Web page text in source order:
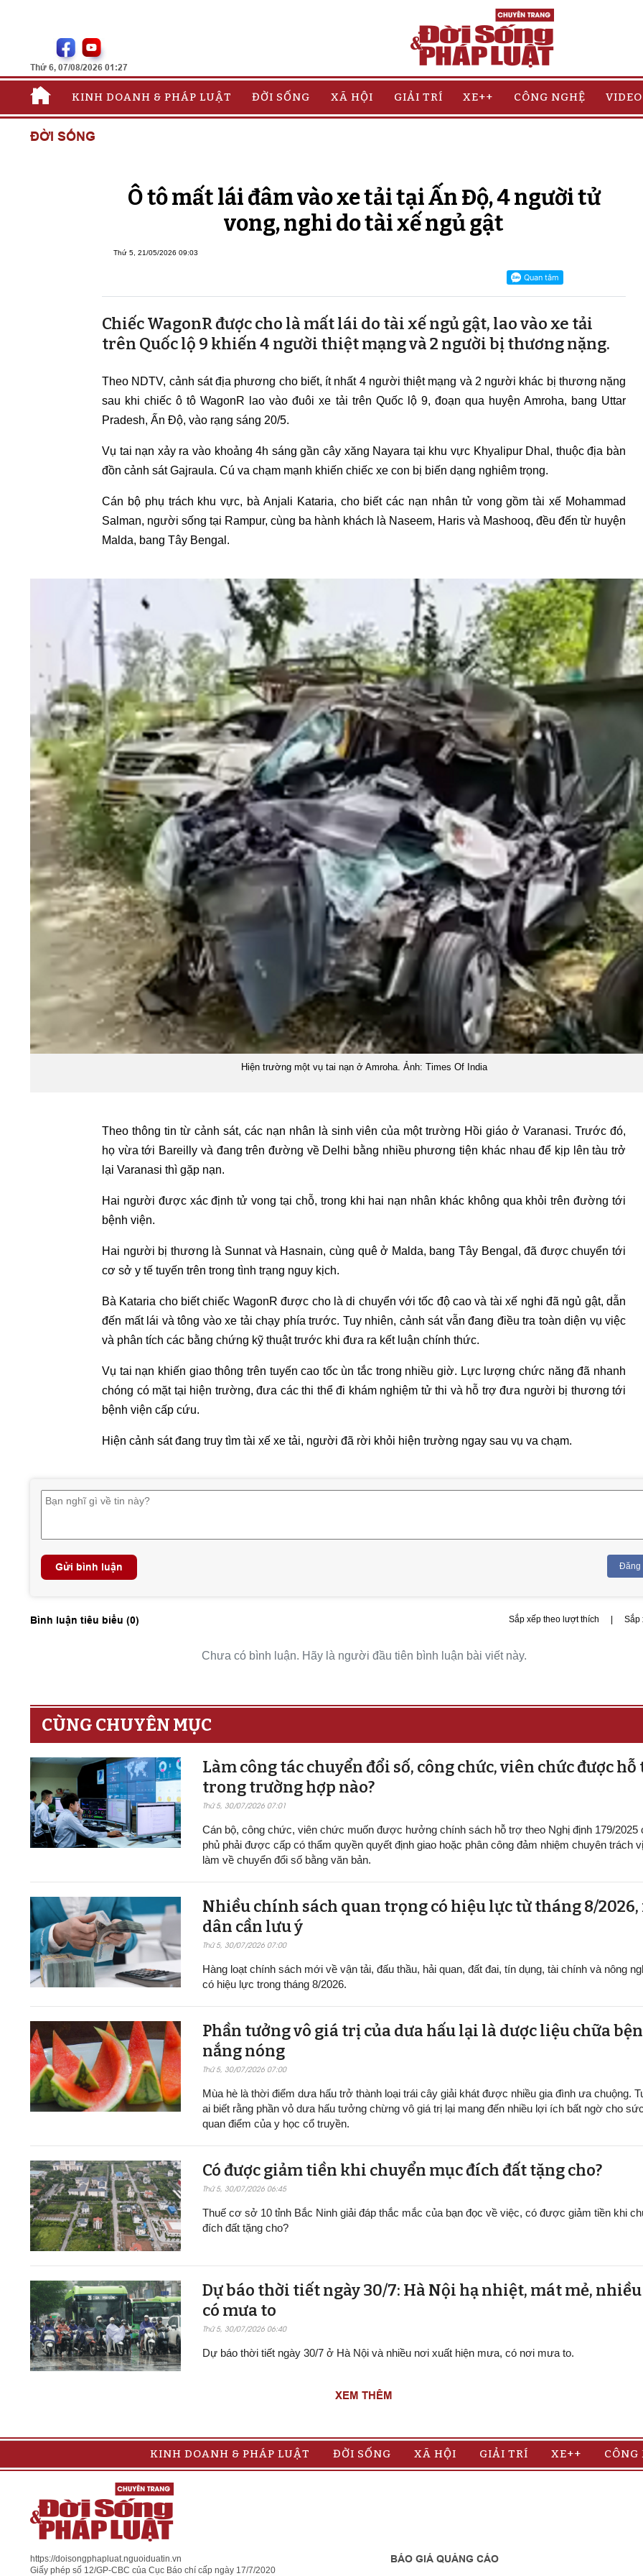
Thứ 6, 07/08/2026 01:27
KINH DOANH & PHÁP LUẬT ĐỜI SỐNG XÃ HỘI GIẢI TRÍ XE++ CÔNG NGHỆ VIDEO
ĐỜI SỐNG
Ô tô mất lái đâm vào xe tải tại Ấn Độ, 4 người tử
vong, nghi do tài xế ngủ gật
Thứ 5, 21/05/2026 09:03
Chiếc WagonR được cho là mất lái do tài xế ngủ gật, lao vào xe tải
trên Quốc lộ 9 khiến 4 người thiệt mạng và 2 người bị thương nặng.
Theo NDTV, cảnh sát địa phương cho biết, ít nhất 4 người thiệt mạng và 2 người khác bị thương nặng
sau khi chiếc ô tô WagonR lao vào đuôi xe tải trên Quốc lộ 9, đoạn qua huyện Amroha, bang Uttar
Pradesh, Ấn Độ, vào rạng sáng 20/5.
Vụ tai nạn xảy ra vào khoảng 4h sáng gần cây xăng Nayara tại khu vực Khyalipur Dhal, thuộc địa bàn
đồn cảnh sát Gajraula. Cú va chạm mạnh khiến chiếc xe con bị biến dạng nghiêm trọng.
Cán bộ phụ trách khu vực, bà Anjali Kataria, cho biết các nạn nhân tử vong gồm tài xế Mohammad
Salman, người sống tại Rampur, cùng ba hành khách là Naseem, Haris và Mashooq, đều đến từ huyện
Malda, bang Tây Bengal.
Hiện trường một vụ tai nạn ở Amroha. Ảnh: Times Of India
Theo thông tin từ cảnh sát, các nạn nhân là sinh viên của một trường Hồi giáo ở Varanasi. Trước đó,
họ vừa tới Bareilly và đang trên đường về Delhi bằng nhiều phương tiện khác nhau để kịp lên tàu trở
lại Varanasi thì gặp nạn.
Hai người được xác định tử vong tại chỗ, trong khi hai nạn nhân khác không qua khỏi trên đường tới
bệnh viện.
Hai người bị thương là Sunnat và Hasnain, cùng quê ở Malda, bang Tây Bengal, đã được chuyển tới
cơ sở y tế tuyến trên trong tình trạng nguy kịch.
Bà Kataria cho biết chiếc WagonR được cho là di chuyển với tốc độ cao và tài xế nghi đã ngủ gật, dẫn
đến mất lái và tông vào xe tải chạy phía trước. Tuy nhiên, cảnh sát vẫn đang điều tra toàn diện vụ việc
và phân tích các bằng chứng kỹ thuật trước khi đưa ra kết luận chính thức.
Vụ tai nạn khiến giao thông trên tuyến cao tốc ùn tắc trong nhiều giờ. Lực lượng chức năng đã nhanh
chóng có mặt tại hiện trường, đưa các thi thể đi khám nghiệm tử thi và hỗ trợ đưa người bị thương tới
bệnh viện cấp cứu.
Hiện cảnh sát đang truy tìm tài xế xe tải, người đã rời khỏi hiện trường ngay sau vụ va chạm.
Gửi bình luận Đăng
Bình luận tiêu biểu (0) Sắp xếp theo lượt thích Sắp
Chưa có bình luận. Hãy là người đầu tiên bình luận bài viết này.
CÙNG CHUYÊN MỤC
Làm công tác chuyển đổi số, công chức, viên chức được hỗ
trong trường hợp nào?
Thứ 5, 30/07/2026 07:01
Cán bộ, công chức, viên chức muốn được hưởng chính sách hỗ trợ theo Nghị định 179/2025
phủ phải được cấp có thẩm quyền quyết định giao hoặc phân công đảm nhiệm chuyên trách
làm về chuyển đổi số bằng văn bản.
Nhiều chính sách quan trọng có hiệu lực từ tháng 8/
dân cần lưu ý
Thứ 5, 30/07/2026 07:00
Hàng loạt chính sách mới về vận tải, đấu thầu, hải quan, đất đai, tín dụng, tài chính và nông
có hiệu lực trong tháng 8/2026.
Phần tưởng vô giá trị của dưa hấu lại là dược liệu chữa
nắng nóng
Thứ 5, 30/07/2026 07:00
Mùa hè là thời điểm dưa hấu trở thành loại trái cây giải khát được nhiều gia đình ưa chuộng.
ai biết rằng phần vỏ dưa hấu tưởng chừng vô giá trị lại mang đến nhiều lợi ích bất ngờ cho
quan điểm của y học cổ truyền.
Có được giảm tiền khi chuyển mục đích đất tặng cho?
Thứ 5, 30/07/2026 06:45
Thuế cơ sở 10 tỉnh Bắc Ninh giải đáp thắc mắc của bạn đọc về việc, có được giảm tiền khi
đích đất tặng cho?
Dự báo thời tiết ngày 30/7: Hà Nội hạ nhiệt, mát mẻ,
có mưa to
Thứ 5, 30/07/2026 06:40
Dự báo thời tiết ngày 30/7 ở Hà Nội và nhiều nơi xuất hiện mưa, có nơi mưa to.
XEM THÊM
KINH DOANH & PHÁP LUẬT ĐỜI SỐNG XÃ HỘI GIẢI TRÍ XE++ CÔNG
https://doisongphapluat.nguoiduatin.vn
Giấy phép số 12/GP-CBC của Cục Báo chí cấp ngày 17/7/2020
BÁO GIÁ QUẢNG CÁO